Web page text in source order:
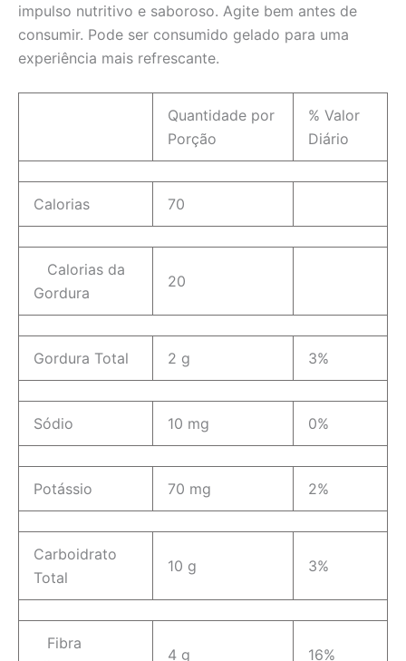
impulso nutritivo e saboroso. Agite bem antes de
consumir. Pode ser consumido gelado para uma
experiência mais refrescante.
Quantidade por
Porção
% Valor
Diário
Calorias 70
Calorias da
Gordura
20
Gordura Total 2 g 3%
Sódio 10 mg 0%
Potássio 70 mg 2%
Carboidrato
Total
10 g 3%
Fibra
4 g 16%